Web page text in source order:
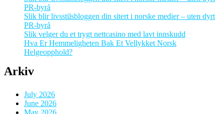
PR-byrå
Slik blir livsstilsbloggen din sitert i norske medier – uten dyrt
PR-byrå
Slik velger du et trygt nettcasino med lavt innskudd
Hva Er Hemmeligheten Bak Et Vellykket Norsk
Helgeopphold?
Arkiv
July 2026
June 2026